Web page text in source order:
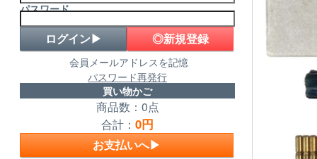
パスワード
◎新規登録
会員メールアドレスを記憶
パスワード再発行
買い物かご
商品数：0点
合計： 0円
お支払いへ▶